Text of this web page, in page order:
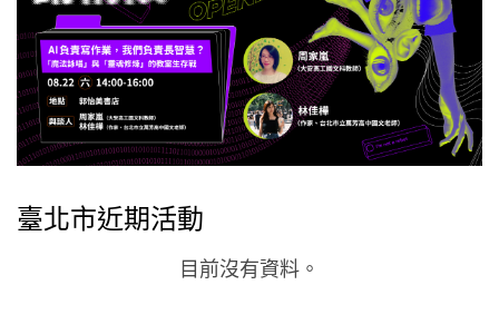
臺北市近期活動
目前沒有資料。